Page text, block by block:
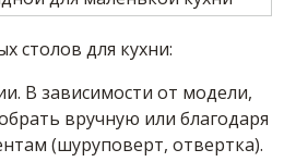
столов для кухни:
В зависимости от модели,
вручную или благодаря
(шуруповерт, отвертка).